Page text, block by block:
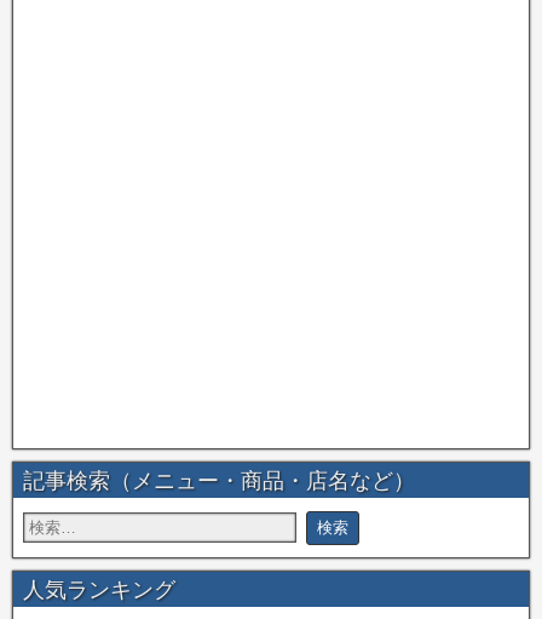
記事検索（メニュー・商品・店名など）
人気ランキング